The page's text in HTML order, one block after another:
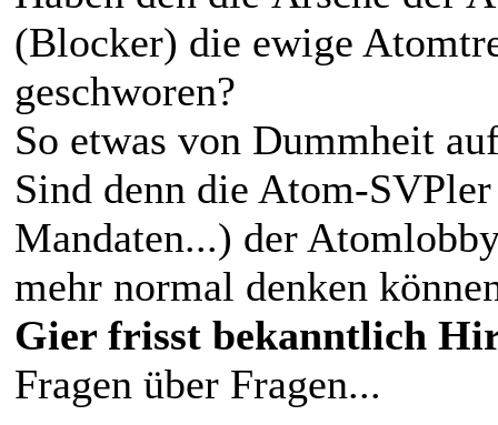
(Blocker) die ewige
geschworen?
So etwas von Dummheit
Sind denn die Atom-
Mandaten...) der
mehr normal denken
Gier frisst bekanntlich
Fragen über Fragen...